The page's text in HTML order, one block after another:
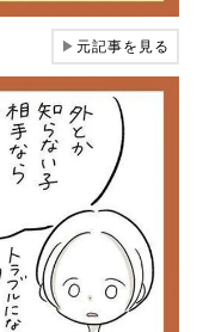
▶元記事を見る